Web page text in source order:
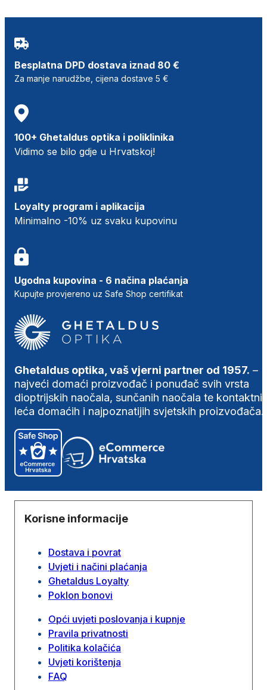
Besplatna DPD dostava iznad 80 €
Za manje narudžbe, cijena dostave 5 €
100+ Ghetaldus optika i poliklinika
Vidimo se bilo gdje u Hrvatskoj!
Loyalty program i aplikacija
Minimalno -10% uz svaku kupovinu
Ugodna kupovina - 6 načina plaćanja
Kupujte provjereno uz Safe Shop certifikat
Ghetaldus optika, vaš vjerni partner od 1957. –
najveći domaći proizvođač i ponuđač svih vrsta
dioptrijskih naočala, sunčanih naočala te
leća domaćih i najpoznatijih svjetskih proizvođača.
Korisne informacije
Dostava i povrat
Uvjeti i načini plaćanja
Ghetaldus Loyalty
Poklon bonovi
Opći uvjeti poslovanja i kupnje
Pravila privatnosti
Politika kolačića
Uvjeti korištenja
FAQ